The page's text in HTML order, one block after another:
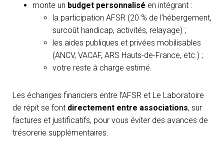
monte un budget personnalisé en intégrant :
la participation AFSR (20 % de l’hébergement,
surcoût handicap, activités, relayage) ;
les aides publiques et privées mobilisables
(ANCV, VACAF, ARS Hauts-de-France, etc.) ;
votre reste à charge estimé.
Les échanges financiers entre l’AFSR et Le Laboratoire
de répit se font directement entre associations, sur
factures et justificatifs, pour vous éviter des avances de
trésorerie supplémentaires.